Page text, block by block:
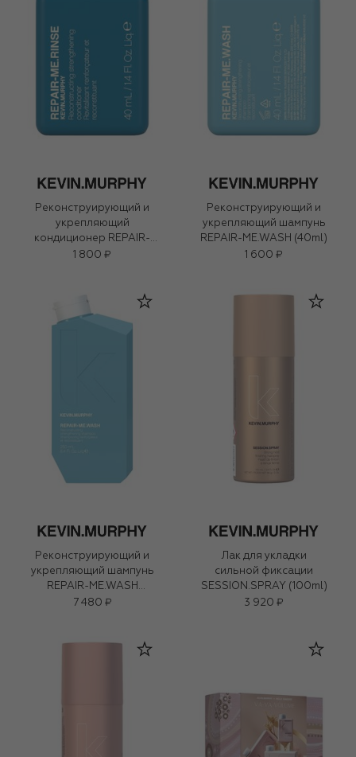
Реконструирующий и
укрепляющий
кондиционер REPAIR-
ME.RINSE (40ml)
1 800 ₽
Реконструирующий и
укрепляющий шампунь
REPAIR-ME.WASH (40ml)
1 600 ₽
Реконструирующий и
укрепляющий шампунь
REPAIR-ME.WASH
(250ml)
7 480 ₽
Лак для укладки
сильной фиксации
SESSION.SPRAY (100ml)
3 920 ₽